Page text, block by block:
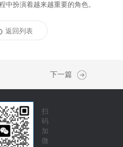
中扮演着越来越重要的角色。
返回列表
下一篇
扫
码
加
微